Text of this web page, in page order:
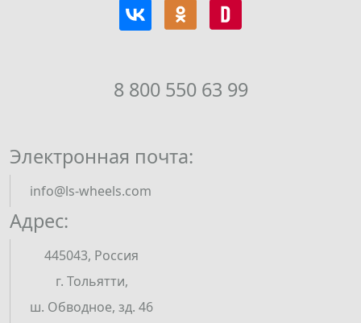
Адрес:
445043, Россия
г. Тольятти,
ш. Обводное, зд. 46
8 800 550 63 99
Электронная почта:
info@ls-wheels.com